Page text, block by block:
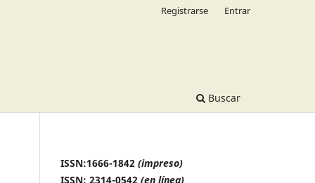
Buscar
Registrarse Entrar
ISSN:1666-1842 (impreso)
ISSN: 2314-0542 (en línea)